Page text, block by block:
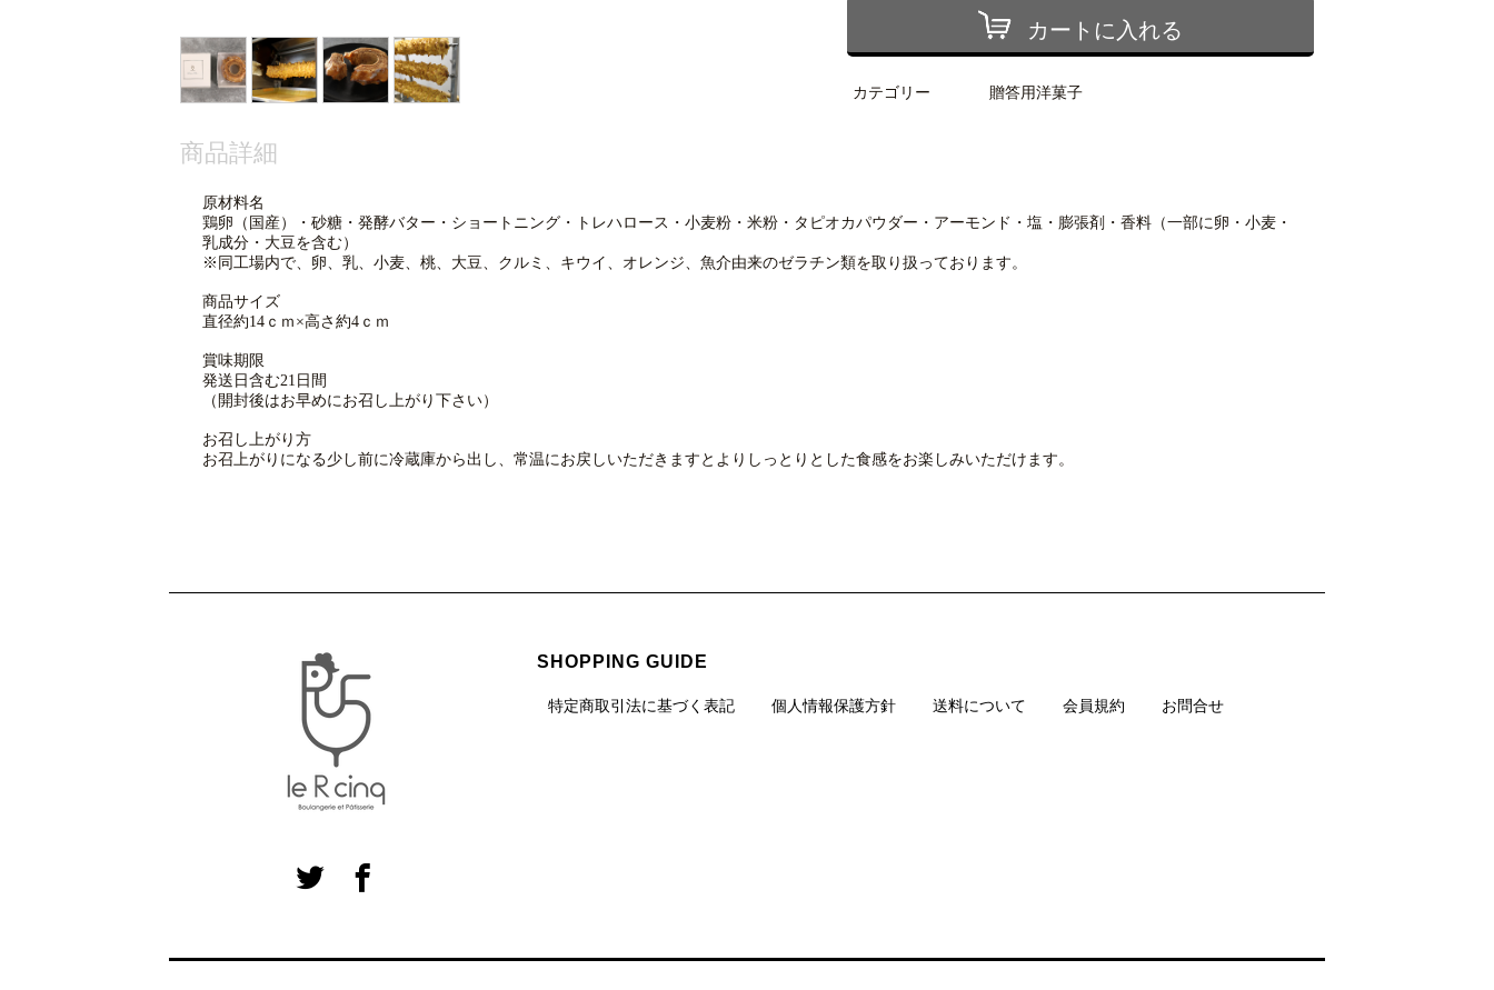
カートに入れる
カテゴリー 贈答用洋菓子
商品詳細
原材料名
鶏卵（国産）・砂糖・発酵バター・ショートニング・トレハロース・小麦粉・米粉・タピオカパウダー・アーモンド・塩・膨張剤・香料（一部に卵・小麦・
乳成分・大豆を含む）
※同工場内で、卵、乳、小麦、桃、大豆、クルミ、キウイ、オレンジ、魚介由来のゼラチン類を取り扱っております。
商品サイズ
直径約14ｃｍ×高さ約4ｃｍ
賞味期限
発送日含む21日間
（開封後はお早めにお召し上がり下さい）
お召し上がり方
お召上がりになる少し前に冷蔵庫から出し、常温にお戻しいただきますとよりしっとりとした食感をお楽しみいただけます。
SHOPPING GUIDE
特定商取引法に基づく表記 個人情報保護方針 送料について 会員規約 お問合せ